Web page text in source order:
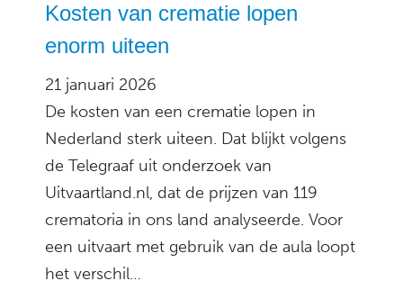
Kosten van crematie lopen
enorm uiteen
21 januari 2026
De kosten van een crematie lopen in
Nederland sterk uiteen. Dat blijkt volgens
de Telegraaf uit onderzoek van
Uitvaartland.nl, dat de prijzen van 119
crematoria in ons land analyseerde. Voor
een uitvaart met gebruik van de aula loopt
het verschil…